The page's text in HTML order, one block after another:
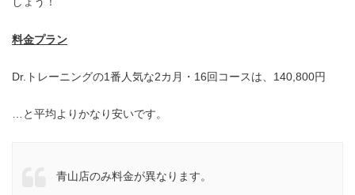
料金プラン
Dr.トレーニングの1番人気な2カ月・16回コースは、140,800円
…と平均よりかなり安いです。
青山店のみ料金が異なります。